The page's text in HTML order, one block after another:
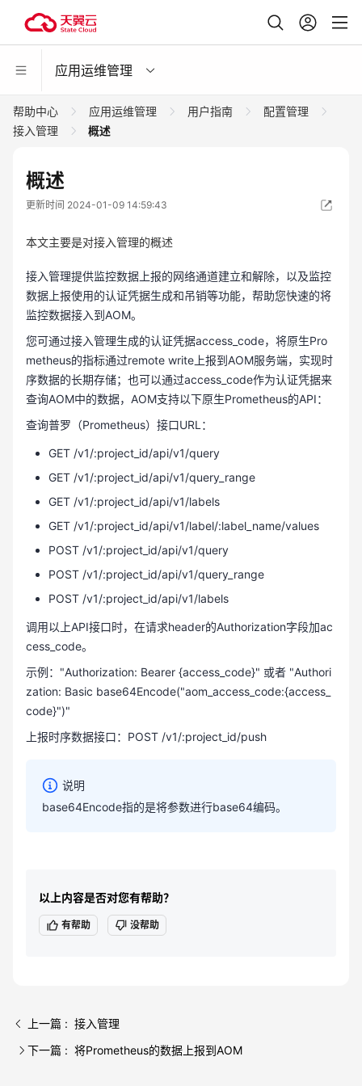
应用运维管理
帮助中心 应用运维管理 用户指南
配置管理
接入管理
概述
概述
更新时间 2024-01-09 14:59:43
本文主要是对接入管理的概述
接入管理提供监控数据上报的网络通道建立和解除，以及监控
数据上报使用的认证凭据生成和吊销等功能，帮助您快速的将
监控数据接入到AOM。
您可通过接入管理生成的认证凭据access_code，将原生Pro
metheus的指标通过remote write上报到AOM服务端，实现时
序数据的长期存储；也可以通过access_code作为认证凭据来
查询AOM中的数据，AOM支持以下原生Prometheus的API：
查询普罗（Prometheus）接口URL：
GET /v1/:project_id/api/v1/query
GET /v1/:project_id/api/v1/query_range
GET /v1/:project_id/api/v1/labels
GET /v1/:project_id/api/v1/label/:label_name/values
POST /v1/:project_id/api/v1/query
POST /v1/:project_id/api/v1/query_range
POST /v1/:project_id/api/v1/labels
调用以上API接口时，在请求header的Authorization字段加ac
cess_code。
示例："Authorization: Bearer {access_code}" 或者 "Authori
zation: Basic base64Encode("aom_access_code:{access_
code}")"
上报时序数据接口：POST /v1/:project_id/push
说明
base64Encode指的是将参数进行base64编码。
以上内容是否对您有帮助？
有帮助 没帮助
上一篇 : 接入管理
下一篇 : 将Prometheus的数据上报到AOM